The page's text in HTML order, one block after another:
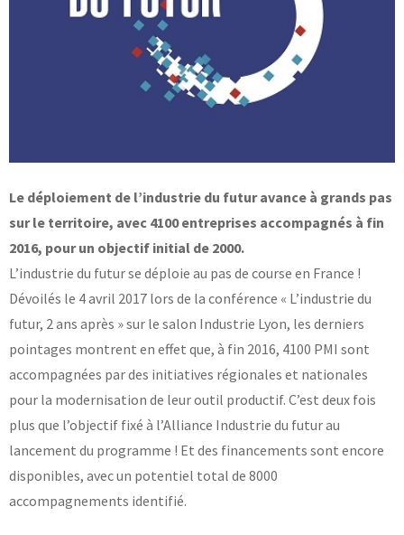
TOUTES NOS SOLUTIONS ET PRESTATIONS
Analyse de défaillance
Thématiques
Chaînes de valeur
Qualifiantes / certifiantes
A distance
A l'international
NOS LOGICIELS
Logiciels métiers
Logiciels de calcul
Aide au chiffrage
Bases de données
APPUI À L’INDUSTRIE
Programmes régionaux
Normalisation
Technologies Prioritaires 2030
RECHERCHE
Laboratoires communs
Carnot
Publications scientifiques
Librairie
AGRÉMENTS ET RECONNAISSANCES QSE
Certifications qualité
Le déploiement de l’industrie du futur avance à grands pas
sur le territoire, avec 4100 entreprises accompagnés à fin
2016, pour un objectif initial de 2000.
L’industrie du futur se déploie au pas de course en France !
Dévoilés le 4 avril 2017 lors de la conférence « L’industrie du
futur, 2 ans après » sur le salon Industrie Lyon, les derniers
pointages montrent en effet que, à fin 2016, 4100 PMI sont
accompagnées par des initiatives régionales et nationales
pour la modernisation de leur outil productif. C’est deux fois
plus que l’objectif fixé à l’Alliance Industrie du futur au
lancement du programme ! Et des financements sont encore
disponibles, avec un potentiel total de 8000
accompagnements identifié.